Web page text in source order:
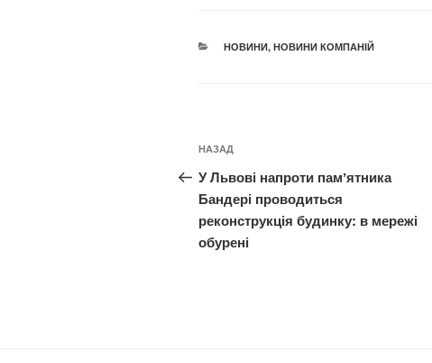
КАТЕГОРІЇ
НОВИНИ, НОВИНИ КОМПАНІЙ
Навігація
записів
Попередній
запис:
НАЗАД
У Львові напроти памʼятника
Бандері проводиться
реконструкція будинку: в мережі
обурені